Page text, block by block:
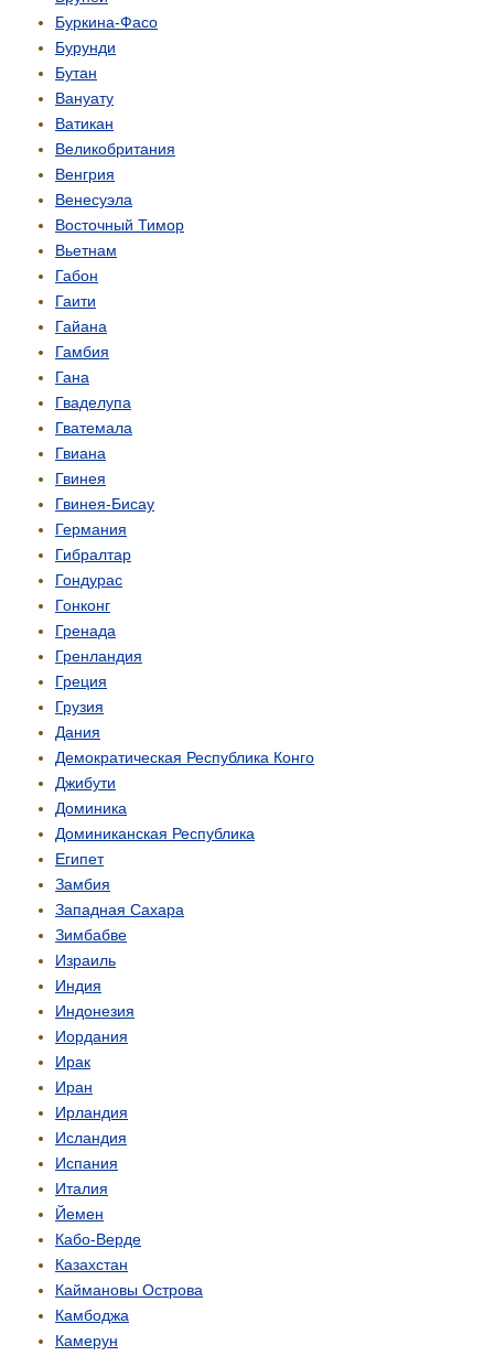
Буркина-Фасо
Бурунди
Бутан
Вануату
Ватикан
Великобритания
Венгрия
Венесуэла
Восточный Тимор
Вьетнам
Габон
Гаити
Гайана
Гамбия
Гана
Гваделупа
Гватемала
Гвиана
Гвинея
Гвинея-Бисау
Германия
Гибралтар
Гондурас
Гонконг
Гренада
Гренландия
Греция
Грузия
Дания
Демо­кратическая Республика Конго
Джибути
Доминика
Доминиканская Республика
Египет
Замбия
Западная Сахара
Зимбабве
Израиль
Индия
Индонезия
Иордания
Ирак
Иран
Ирландия
Исландия
Испания
Италия
Йемен
Кабо-Верде
Казахстан
Каймановы Острова
Камбоджа
Камерун